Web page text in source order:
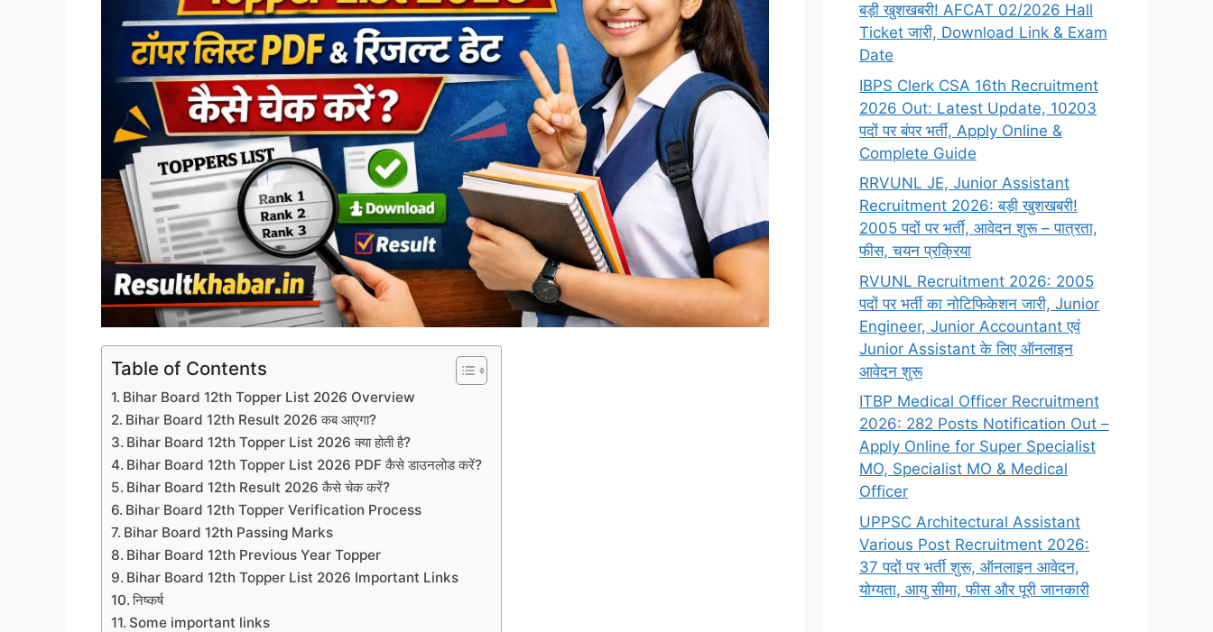
Table of Contents
Bihar Board 12th Topper List 2026 Overview
Bihar Board 12th Result 2026 कब आएगा?
Bihar Board 12th Topper List 2026 क्या होती है?
Bihar Board 12th Topper List 2026 PDF कैसे डाउनलोड करें?
Bihar Board 12th Result 2026 कैसे चेक करें?
Bihar Board 12th Topper Verification Process
Bihar Board 12th Passing Marks
Bihar Board 12th Previous Year Topper
Bihar Board 12th Topper List 2026 Important Links
निष्कर्ष
Some important links
बड़ी खुशखबरी! AFCAT 02/2026 Hall
Ticket जारी, Download Link & Exam
Date
IBPS Clerk CSA 16th Recruitment
2026 Out: Latest Update, 10203
पदों पर बंपर भर्ती, Apply Online &
Complete Guide
RRVUNL JE, Junior Assistant
Recruitment 2026: बड़ी खुशखबरी!
2005 पदों पर भर्ती, आवेदन शुरू – पात्रता,
फीस, चयन प्रक्रिया
RVUNL Recruitment 2026: 2005
पदों पर भर्ती का नोटिफिकेशन जारी, Junior
Engineer, Junior Accountant एवं
Junior Assistant के लिए ऑनलाइन
आवेदन शुरू
ITBP Medical Officer Recruitment
2026: 282 Posts Notification Out –
Apply Online for Super Specialist
MO, Specialist MO & Medical
Officer
UPPSC Architectural Assistant
Various Post Recruitment 2026:
37 पदों पर भर्ती शुरू, ऑनलाइन आवेदन,
योग्यता, आयु सीमा, फीस और पूरी जानकारी